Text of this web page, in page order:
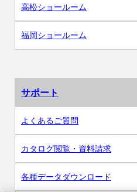
高松ショールーム
福岡ショールーム
サポート
よくあるご質問
カタログ閲覧・資料請求
各種データダウンロード